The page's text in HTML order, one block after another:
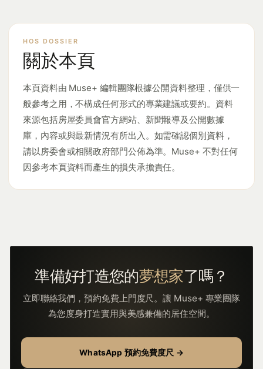
關於本頁
本頁資料由 Muse+ 編輯團隊根據公開資料整理，僅供一
般參考之用，不構成任何形式的專業建議或要約。資料
來源包括房屋委員會官方網站、新聞報導及公開數據
庫，內容或與最新情況有所出入。如需確認個別資料，
請以房委會或相關政府部門公佈為準。Muse+ 不對任何
因參考本頁資料而產生的損失承擔責任。
準備好打造您的夢想家了嗎？
立即聯絡我們，預約免費上門度尺。讓 Muse+ 專業團隊
為您度身打造實用與美感兼備的居住空間。
WhatsApp 預約免費度尺 →